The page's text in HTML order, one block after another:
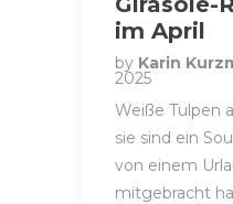
im April
by Karin
2025
Weiße Tulpen
sie sind ein
von einem
mitgebracht